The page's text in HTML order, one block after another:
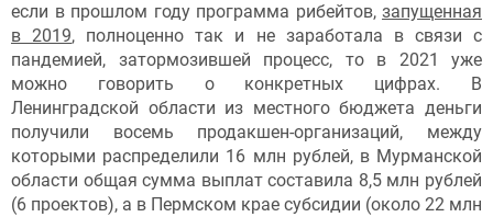
если в прошлом году программа рибейтов, запущенная
в 2019, полноценно так и не заработала в связи с
пандемией, затормозившей процесс, то в 2021 уже
можно говорить о конкретных цифрах. В
Ленинградской области из местного бюджета деньги
получили восемь продакшен-организаций, между
которыми распределили 16 млн рублей, в Мурманской
области общая сумма выплат составила 8,5 млн рублей
(6 проектов), а в Пермском крае субсидии (около 22 млн